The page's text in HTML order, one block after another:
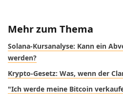
Mehr zum Thema
Solana-Kursanalyse: Kann ein
werden?
Krypto-Gesetz: Was, wenn der
"Ich werde meine Bitcoin